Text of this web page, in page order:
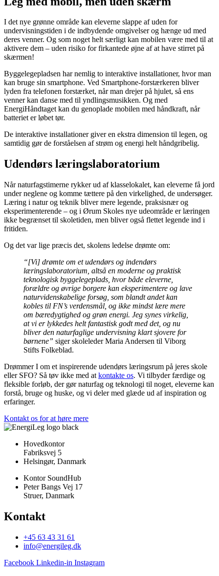
I det nye grønne område kan eleverne slappe af uden for
undervisningstiden i de indbydende omgivelser og hænge ud med
deres venner. Og som noget helt særligt kan mobilen være med til at
aktivere dem – uden risiko for firkantede øjne af at have stirret på
skærmen!
Byggelegepladsen har nemlig to interaktive installationer, hvor man
kan bruge sin smartphone. Ved Smartphone-forstærkeren bliver
lyden fra telefonen forstærket, når man drejer på hjulet, så ens
venner kan danse med til yndlingsmusikken. Og med
EnergiHåndtaget kan du genoplade mobilen med håndkraft, når
batteriet er løbet tør.
De interaktive installationer giver en ekstra dimension til legen, og
samtidig gør de forståelsen af strøm og energi helt håndgribelig.
Udendørs læringslaboratorium
Når naturfagstimerne rykker ud af klasselokalet, kan eleverne få jord
under neglene og komme tættere på den virkelighed, de undersøger.
Læring i natur og teknik bliver mere legende, praksisnær og
eksperimenterende – og i Ørum Skoles nye udeområde er læringen
ikke begrænset til skoletiden, men bliver også flettet legende ind i
fritiden.
Og det var lige præcis det, skolens ledelse drømte om:
“[Vi] drømte om et udendørs og indendørs
læringslaboratorium, altså en moderne og praktisk
teknologisk byggelegeplads, hvor både eleverne,
forældre og øvrige borgere kan eksperimentere og lave
naturvidenskabelige forsøg, som blandt andet kan
kobles til FN’s verdensmål, og ikke mindst lære mere
om bæredygtighed og grøn energi. Jeg synes virkelig,
at vi er lykkedes helt fantastisk godt med det, og nu
bliver den naturfaglige undervisning klart sjovere for
børnene” siger skoleleder Maria Andersen til Viborg
Stifts Folkeblad.
Drømmer I om et inspirerende udendørs læringsrum på jeres skole
eller SFO? Så tøv ikke med at kontakte os. Vi tilbyder færdige og
fleksible forløb, der gør naturfag og teknologi til noget, eleverne kan
forstå, bruge og huske, og vi deler med glæde ud af inspiration og
erfaringer.
Kontakt os for at høre mere
Hovedkontor
Fabriksvej 5
Helsingør, Danmark
Kontor SoundHub
Peter Bangs Vej 17
Struer, Danmark
Kontakt
+45 63 43 31 61
info@energileg.dk
Facebook Linkedin-in Instagram